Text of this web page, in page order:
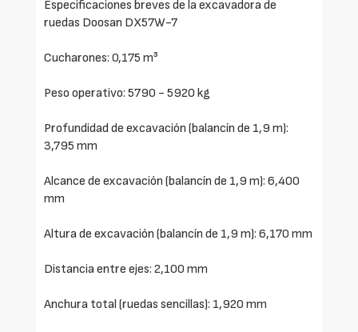
Especificaciones breves de la excavadora de
ruedas Doosan DX57W-7
Cucharones: 0,175 m³
Peso operativo: 5790 - 5920 kg
Profundidad de excavación (balancín de 1,9 m):
3,795 mm
Alcance de excavación (balancín de 1,9 m): 6,400
mm
Altura de excavación (balancín de 1,9 m): 6,170 mm
Distancia entre ejes: 2,100 mm
Anchura total (ruedas sencillas): 1,920 mm